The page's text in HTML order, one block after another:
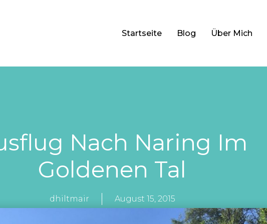
Startseite Blog Über Mich
Nach Naring Im
Goldenen Tal
dhiltmair August 15, 2015